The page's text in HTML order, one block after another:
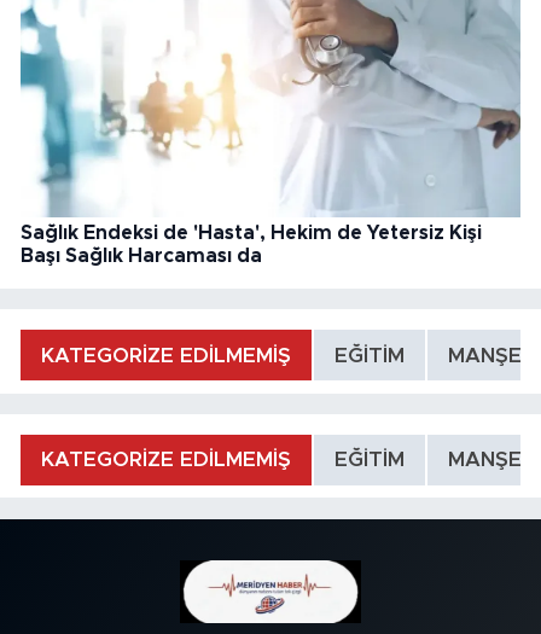
Sağlık Endeksi de 'Hasta', Hekim de Yetersiz Kişi
Başı Sağlık Harcaması da
KATEGORİZE EDİLMEMİŞ EĞİTİM MANŞET
KATEGORİZE EDİLMEMİŞ EĞİTİM MANŞET